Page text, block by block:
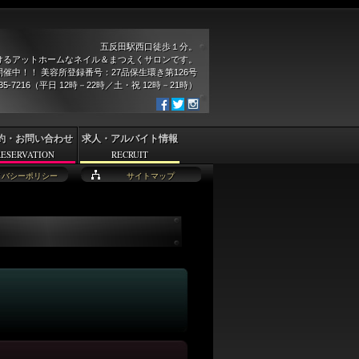
バシーポリシー サイトマップ
五反田駅西口徒歩１分。
アットホームなネイル＆まつえくサロンです。
中！！ 美容所登録番号：27品保生環き第126号
（平日 12時－22時／土・祝 12時－21時）
・お問い合わせ 求人・アルバイト情報
RECRUIT